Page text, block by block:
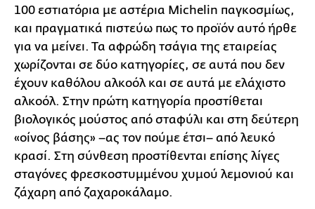
100 εστιατόρια με αστέρια Michelin παγκοσμίως,
και πραγματικά πιστεύω πως το προϊόν αυτό ήρθε
για να μείνει. Τα αφρώδη τσάγια της εταιρείας
χωρίζονται σε δύο κατηγορίες, σε αυτά που δεν
έχουν καθόλου αλκοόλ και σε αυτά με ελάχιστο
αλκοόλ. Στην πρώτη κατηγορία προστίθεται
βιολογικός μούστος από σταφύλι και στη δεύτερη
«οίνος βάσης» –ας τον πούμε έτσι– από λευκό
κρασί. Στη σύνθεση προστίθενται επίσης λίγες
σταγόνες φρεσκοστυμμένου χυμού λεμονιού και
ζάχαρη από ζαχαροκάλαμο.